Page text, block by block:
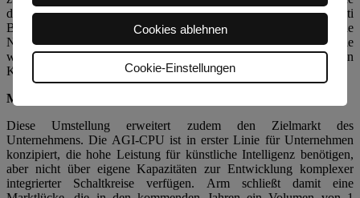
deutliche Steigerung des Betriebsgewinns bedeutet. Laut der Citi
Bank handelt es sich hierbei um die bedeutendste strategische
Neuausrichtung in der Unternehmensgeschichte, die auf die
wachsende Nachfrage nach spezialisierten Chips für den Einsatz in
KI-Modellen reagiert.
Marktlücke in der KI-Infrastruktur
Diese Umstellung erweitert zudem den Zielmarkt des
Unternehmens. Die AGI-CPU ist in erster Linie für Unternehmen
konzipiert, die hohe Leistung für künstliche Intelligenz benötigen,
aber nicht über eigene Kapazitäten zur Entwicklung komplexer
integrierter Schaltkreise verfügen. Arm schließt damit eine
Cookies ablehnen
Cookie-Einstellungen